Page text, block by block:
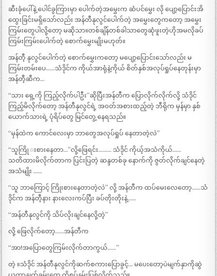
ဆီးခုံပေါ်နဲ့ ပေါင်ခွကြားမှာ ပေါက်တဲ့အမွှေးက ဆံပင်မွှေး လို ပျော့ပြောင်းအိ
ထွေးခြင်းမရှိသော်လည်း အန်တီနုလွင်ပေါက်တဲ့ အမွှေးတွေကတော့ အမွှေး
ကြမ်းတွေပါလို့တော့ မဆိုသာ။တစ်ချိန်တစ်ခါသာတွေဆုံဖူးတဲ့ဟိုအမလိုခပ်
ကြမ်းကြမ်းပေါက်တဲ့ စောက်မွှေးမျိုးမဟုတ်။
အန်တီ့ နုလွင်ပေါက်တဲ့ စောက်မွှေးကတော့ မပျော့ပြောင်းသော်လည်း မ
ကြမ်းတမ်းပေ……သံဒိုင်က ကိုယ်အာရုံနဲ့ကိုယ် စိတ်နှစ်အလုပ်ရှုပ်နေတုန်းမှာ
အန်တီ့ဆီက…
“သား ရှေ့ကို ကြည့်လိုက်ပါဦး”ဆိုပြီးအန်တီက ပြောလိုက်လိုက်လို့ သံဒိုင်
ကြည့်မိလိုက်တော့ အန်တီနုလွင်ရဲ့ အဝတ်အစားထည့်တဲ့ ဘီရိုက မှန်မှာ နှစ်
ယောက်သားရဲ့ ပုံရိပ်တွေ မြင်တွေ့ နေရသည်။
“မှန်ထဲက ကောင်လေးမှာ ဘာတွေအလုပ်ရှုပ် နေတာတဲ့လဲ”
“သူကြို းစားနေတာ…”လို့ဖြေရင်း……… သံဒိုင် ကိုယ့်အသံကိုယ်……
သတိထားမိလိုက်တာက ပြင်းပြတဲ့ ဆန္ဒတစ်ခု နောက်ကို ဇွတ်လိုက်ချင်နေတဲ့
အသံမျိုး ……
“သူ ဘာကြောင့် ကြိုးစားနေတာတဲ့လဲ” လို့ အန်တီက ထပ်မေးလေတော့……သံ
ဒိုင်က အန်တီ့နား နားလေးကပ်ပြီး ခပ်တိုးတိုးနဲ့……
“အန်တီနုလွင်ကို သိပ်လိုးချင်နေလို့တဲ့”
လို့ ဖြေလိုက်တော့……အန်တီက
“အာ!အပြောတွေကြမ်းလိုက်တာကွယ်……”
တဲ့ ။သံဒိုင် အန်တီနုလွင်ကိုဆက်စကားပြောခွင့်… မပေးတော့ပဲမျက်နှာကိုဆွဲ